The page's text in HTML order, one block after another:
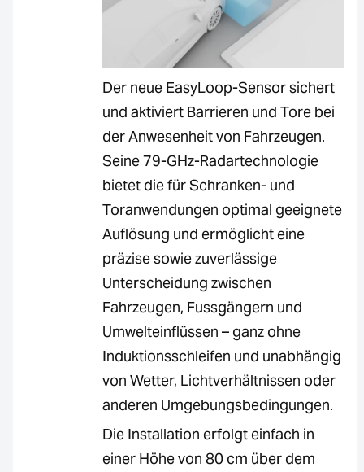
Der neue EasyLoop-Sensor sichert
und aktiviert Barrieren und Tore bei
der Anwesenheit von Fahrzeugen.
Seine 79-GHz-Radartechnologie
bietet die für Schranken- und
Toranwendungen optimal geeignete
Auflösung und ermöglicht eine
präzise sowie zuverlässige
Unterscheidung zwischen
Fahrzeugen, Fussgängern und
Umwelteinflüssen – ganz ohne
Induktionsschleifen und unabhängig
von Wetter, Lichtverhältnissen oder
anderen Umgebungsbedingungen.
Die Installation erfolgt einfach in
einer Höhe von 80 cm über dem